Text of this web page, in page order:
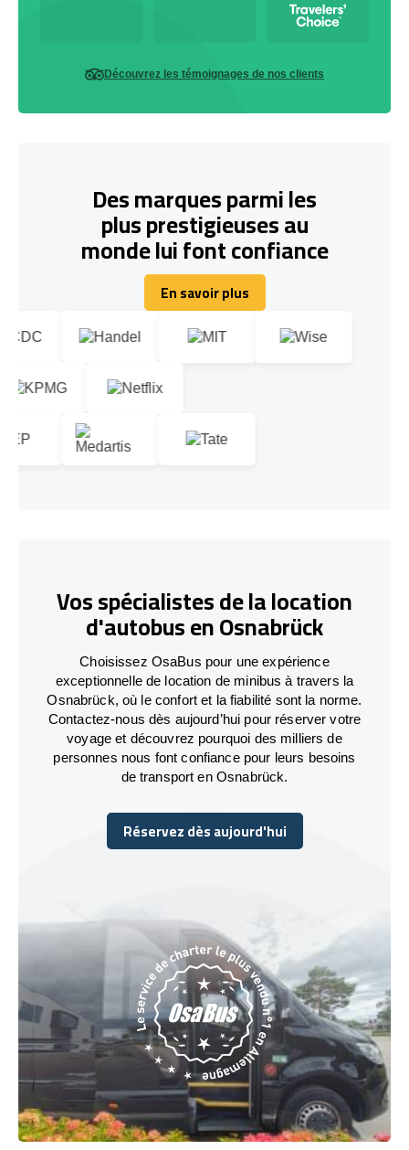
Découvrez les témoignages de nos clients
Des marques parmi les
plus prestigieuses au
monde lui font confiance
En savoir plus
En savoir plus
Vos spécialistes de la location
d'autobus en Osnabrück
Choisissez OsaBus pour une expérience
exceptionnelle de location de minibus à travers la
Osnabrück, où le confort et la fiabilité sont la norme.
Contactez-nous dès aujourd’hui pour réserver votre
voyage et découvrez pourquoi des milliers de
personnes nous font confiance pour leurs besoins
de transport en Osnabrück.
Réservez dès aujourd'hui
Réservez dès aujourd'hui